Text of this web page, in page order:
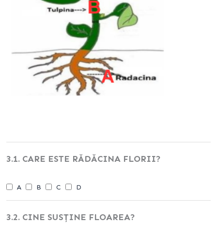
3.1. CARE ESTE RĂDĂCINA FLORII?
A B C D
3.2. CINE SUSȚINE FLOAREA?